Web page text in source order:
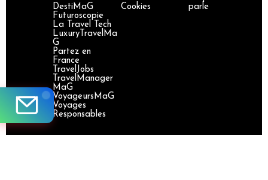
DestiMaG
Futuroscopie
La Travel Tech
LuxuryTravelMa
G
Partez en
France
TravelJobs
TravelManager
MaG
VoyageursMaG
Voyages
Responsables
Cookies
parle